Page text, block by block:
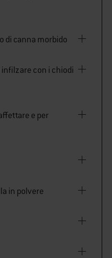
di canna morbido
con i chiodi
e per
in polvere